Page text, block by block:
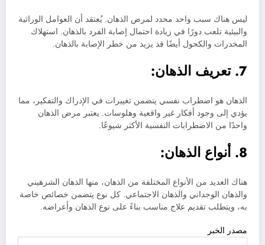
ليس هناك سبب واحد محدد لمرض الذهان. يُعتقد أن العوامل الوراثية
والبيئية تلعب دورًا في زيادة احتمال إصابة الفرد بالذهان. استهلاك
المخدرات والكحول أيضًا قد يزيد من خطر الإصابة بالذهان.
7. تعريف الذهان:
الذهان هو اضطراب نفسي يتضمن تغييرات في الإدراك والتفكير، مما
يؤدي إلى وجود أفكار غير واقعية وهلوسات. يعتبر مرض الذهان
واحدًا من الاضطرابات النفسية الأكثر شيوعًا.
8. أنواع الذهان:
هناك العديد من الأنواع المختلفة من الذهان، منها الذهان الشرهيني
والذهان الوجداني والذهان الاجتماعي. كل نوع يتضمن خصائص خاصة
به، ويتطلب تقديم علاج مناسب بناءً على نوع الذهان وأعراضه.
مصدر الخبر